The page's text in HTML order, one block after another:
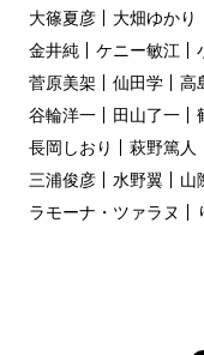
大篠夏彦
大畑ゆかり
金井純
ケニー敏江
菅原美架
仙田学 高
谷輪洋一
田山了一
長岡しおり
萩野篤人
三浦俊彦
水野翼 山
ラモーナ・ツァラヌ